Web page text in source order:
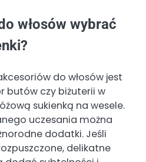
włosów wybrać
do włosów jest
butów czy biżuterii w
sukienką na wesele.
uczesania można
dodatki. Jeśli
delikatne